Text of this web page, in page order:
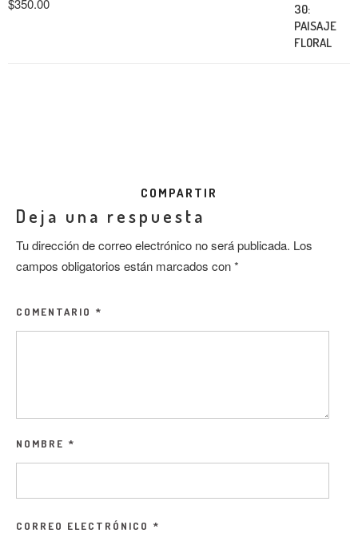
COMPARTIR
Deja una respuesta
Tu dirección de correo electrónico no será publicada. Los
campos obligatorios están marcados con*
COMENTARIO *
NOMBRE *
CORREO ELECTRÓNICO *